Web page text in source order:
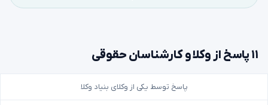
۱۱ پاسخ از وکلا و کارشناسان حقوقی
پاسخ توسط یکی از وکلای بنیاد وکلا